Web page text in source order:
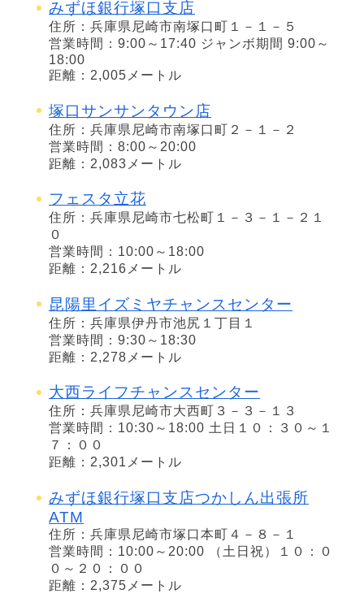
みずほ銀行塚口支店
住所：兵庫県尼崎市南塚口町１－１－５
営業時間：9:00～17:40 ジャンボ期間 9:00～
18:00
距離：2,005メートル
塚口サンサンタウン店
住所：兵庫県尼崎市南塚口町２－１－２
営業時間：8:00～20:00
距離：2,083メートル
フェスタ立花
住所：兵庫県尼崎市七松町１－３－１－２１
０
営業時間：10:00～18:00
距離：2,216メートル
昆陽里イズミヤチャンスセンター
住所：兵庫県伊丹市池尻１丁目１
営業時間：9:30～18:30
距離：2,278メートル
大西ライフチャンスセンター
住所：兵庫県尼崎市大西町３－３－１３
営業時間：10:30～18:00 土日１０：３０～１
７：００
距離：2,301メートル
みずほ銀行塚口支店つかしん出張所
ATM
住所：兵庫県尼崎市塚口本町４－８－１
営業時間：10:00～20:00 （土日祝）１０：０
０～２０：００
距離：2,375メートル